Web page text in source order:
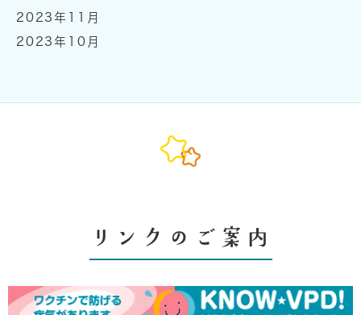
2023年11月
2023年10月
リンクのご案内